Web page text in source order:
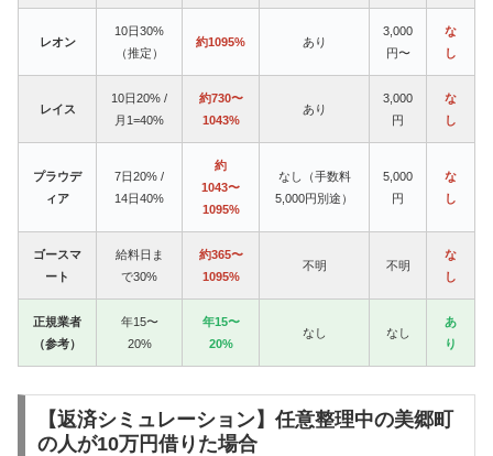
レオン
10日30%
（推定）
約1095% あり
3,000
円〜
な
し
レイス
10日20% /
月1=40%
約730〜
1043%
あり
3,000
円
な
し
プラウデ
ィア
7日20% /
14日40%
約
1043〜
1095%
なし（手数料
5,000円別途）
5,000
円
な
し
ゴースマ
ート
給料日ま
で30%
約365〜
1095%
不明 不明
な
し
正規業者
（参考）
年15〜
20%
年15〜
20%
なし なし
あ
り
【返済シミュレーション】任意整理中の美郷町
の人が10万円借りた場合